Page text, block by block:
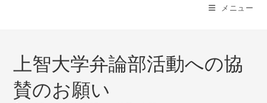
メニュー
上智大学弁論部活動への協
賛のお願い